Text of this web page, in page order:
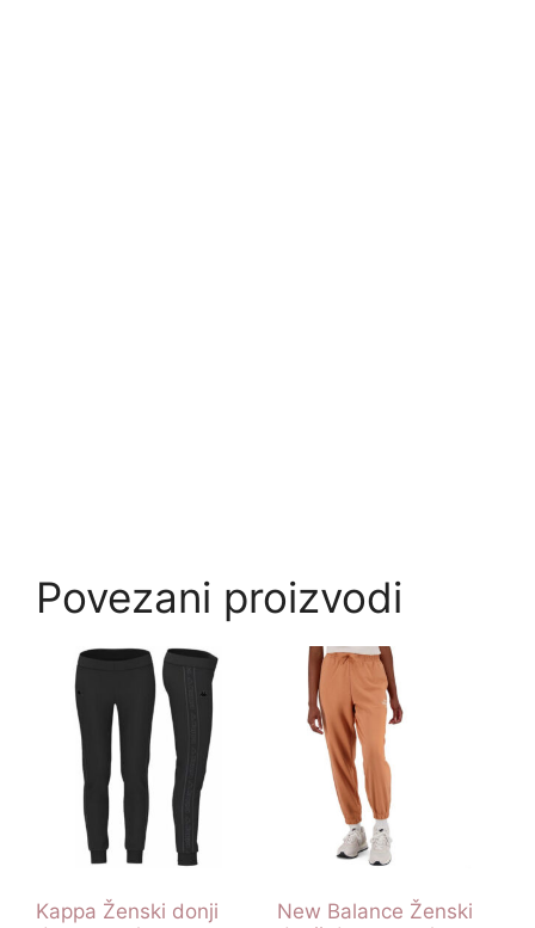
Povezani proizvodi
Kappa Ženski donji
New Balance Ženski